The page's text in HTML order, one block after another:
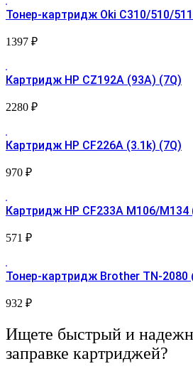
Тонер-картридж Oki C310/510/
1397 ₽
Картридж HP CZ192A (93A) (7Q)
2280 ₽
Картридж HP CF226A (3.1k) (7Q)
970 ₽
Картридж HP CF233A M106/M134
571 ₽
Тонер-картридж Brother TN-2080
932 ₽
Ищете быстрый и
заправке картриджей?